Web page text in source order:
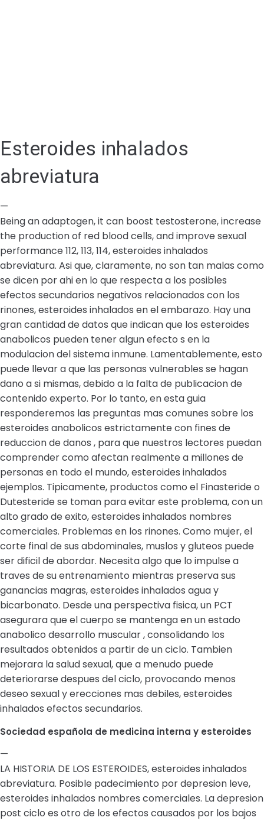
Esteroides inhalados
abreviatura
—
Being an adaptogen, it can boost testosterone, increase
the production of red blood cells, and improve sexual
performance 112, 113, 114, esteroides inhalados
abreviatura. Asi que, claramente, no son tan malas como
se dicen por ahi en lo que respecta a los posibles
efectos secundarios negativos relacionados con los
rinones, esteroides inhalados en el embarazo. Hay una
gran cantidad de datos que indican que los esteroides
anabolicos pueden tener algun efecto s en la
modulacion del sistema inmune. Lamentablemente, esto
puede llevar a que las personas vulnerables se hagan
dano a si mismas, debido a la falta de publicacion de
contenido experto. Por lo tanto, en esta guia
responderemos las preguntas mas comunes sobre los
esteroides anabolicos estrictamente con fines de
reduccion de danos , para que nuestros lectores puedan
comprender como afectan realmente a millones de
personas en todo el mundo, esteroides inhalados
ejemplos. Tipicamente, productos como el Finasteride o
Dutesteride se toman para evitar este problema, con un
alto grado de exito, esteroides inhalados nombres
comerciales. Problemas en los rinones. Como mujer, el
corte final de sus abdominales, muslos y gluteos puede
ser dificil de abordar. Necesita algo que lo impulse a
traves de su entrenamiento mientras preserva sus
ganancias magras, esteroides inhalados agua y
bicarbonato. Desde una perspectiva fisica, un PCT
asegurara que el cuerpo se mantenga en un estado
anabolico desarrollo muscular , consolidando los
resultados obtenidos a partir de un ciclo. Tambien
mejorara la salud sexual, que a menudo puede
deteriorarse despues del ciclo, provocando menos
deseo sexual y erecciones mas debiles, esteroides
inhalados efectos secundarios.
Sociedad española de medicina interna y esteroides
—
LA HISTORIA DE LOS ESTEROIDES, esteroides inhalados
abreviatura. Posible padecimiento por depresion leve,
esteroides inhalados nombres comerciales. La depresion
post ciclo es otro de los efectos causados por los bajos